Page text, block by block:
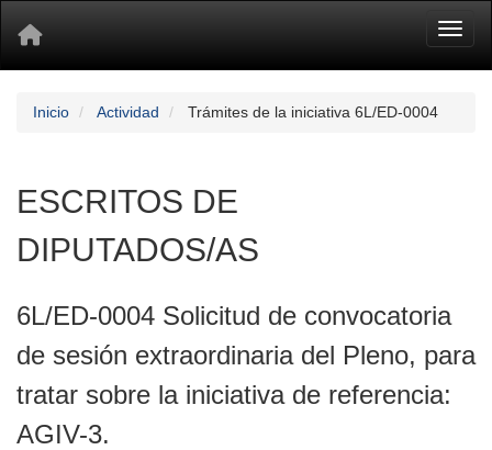
Inicio Actividad Trámites de la iniciativa 6L/ED-0004
ESCRITOS DE
DIPUTADOS/AS
6L/ED-0004 Solicitud de convocatoria
de sesión extraordinaria del Pleno, para
tratar sobre la iniciativa de referencia:
AGIV-3.